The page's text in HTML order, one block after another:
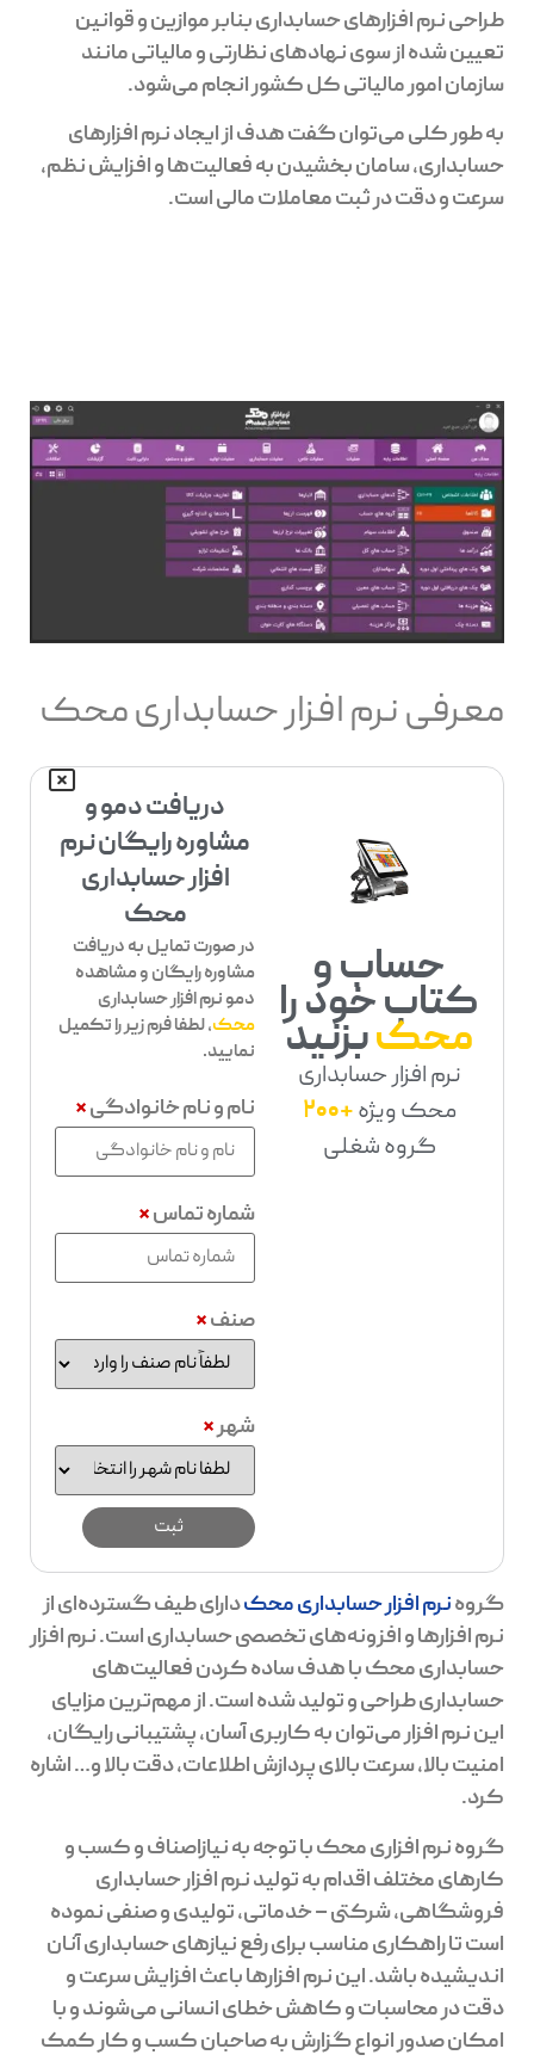
طراحی نرم افزارهای حسابداری بنابر موازین و قوانین
تعیین شده از سوی نهادهای نظارتی و مالیاتی مانند
سازمان امور مالیاتی کل کشور انجام می‌شود.
به طور کلی می‌توان گفت هدف از ایجاد نرم افزارهای
حسابداری، سامان بخشیدن به فعالیت‌ها و افزایش نظم،
سرعت و دقت در ثبت معاملات مالی است.
معرفی نرم افزار حسابداری محک
حساب و
کتاب خود را
محکبزنید
نرم افزار حسابداری
محک ویژه+200
گروه شغلی
دریافت دمو و
مشاوره رایگان نرم
افزار حسابداری
محک
در صورت تمایل به دریافت
مشاوره رایگان و مشاهده
دمو نرم افزار حسابداری
محک، لطفا فرم زیر را تکمیل
نمایید.
نام و نام خانوادگی*
شماره تماس*
صنف*
شهر*
گروهنرم افزار حسابداری محکدارای طیف گسترده‌ای از
نرم افزارها و افزونه‌های تخصصی حسابداری است. نرم افزار
حسابداری محک با هدف ساده کردن فعالیت‌های
حسابداری طراحی و تولید شده‌ است. از مهم‌ترین مزایای
این نرم افزار می‌توان به کاربری آسان، پشتیبانی رایگان،
امنیت بالا، سرعت بالای پردازش اطلاعات، دقت بالا و… اشاره
کرد.
گروه نرم افزاری محک با توجه به نیازاصناف و کسب و
کارهای مختلف اقدام به تولید نرم افزار حسابداری
فروشگاهی، شرکتی – خدماتی، تولیدی و صنفی نموده
است تا راهکاری مناسب برای رفع نیازهای حسابداری آنان
اندیشیده باشد. این نرم افزارها باعث افزایش سرعت و
دقت در محاسبات و کاهش خطای انسانی می‌شوند و با
امکان صدور انواع گزارش به صاحبان کسب و کار کمک